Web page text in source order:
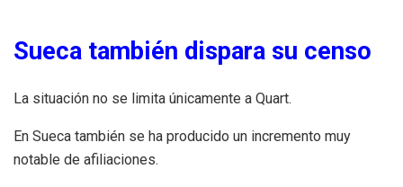
Sueca también dispara su censo
La situación no se limita únicamente a Quart.
En Sueca también se ha producido un incremento muy
notable de afiliaciones.